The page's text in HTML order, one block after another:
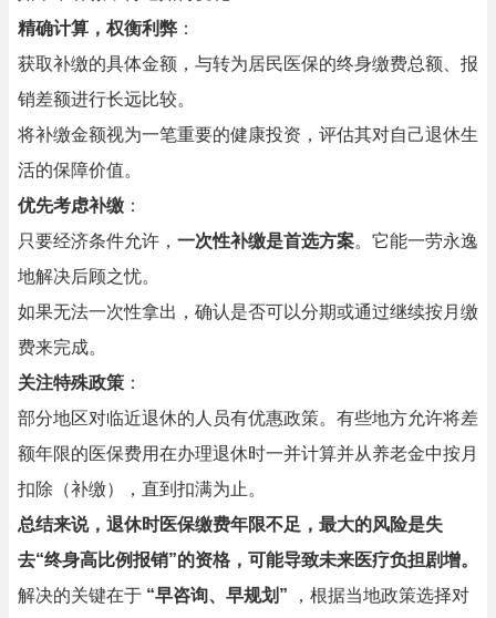
精确计算，权衡利弊 ：
获取补缴的具体金额，与转为居民医保的终身缴费总额、报
销差额进行长远比较。
将补缴金额视为一笔重要的健康投资，评估其对自己退休生
活的保障价值。
优先考虑补缴 ：
只要经济条件允许， 一次性补缴是首选方案。它能一劳永逸
地解决后顾之忧。
如果无法一次性拿出，确认是否可以分期或通过继续按月缴
费来完成。
关注特殊政策 ：
部分地区对临近退休的人员有优惠政策。有些地方允许将差
额年限的医保费用在办理退休时一并计算并从养老金中按月
扣除（补缴），直到扣满为止。
总结来说，退休时医保缴费年限不足，最大的风险是失
去“终身高比例报销”的资格，可能导致未来医疗负担剧增。
解决的关键在于 “早咨询、早规划” ，根据当地政策选择对